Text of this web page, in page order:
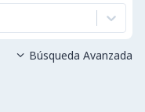
 Búsqueda Avanzada